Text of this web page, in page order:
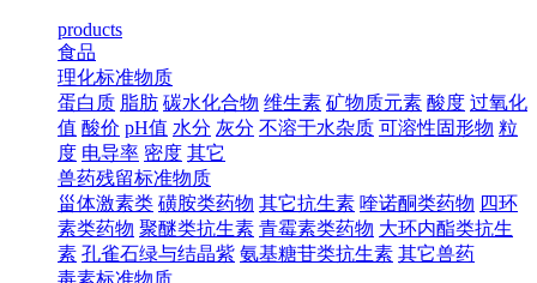
products
食品
理化标准物质
蛋白质 脂肪 碳水化合物 维生素 矿物质元素 酸度 过氧化
值 酸价 pH值 水分 灰分 不溶于水杂质 可溶性固形物 粒
度 电导率 密度 其它
兽药残留标准物质
甾体激素类 磺胺类药物 其它抗生素 喹诺酮类药物 四环
素类药物 聚醚类抗生素 青霉素类药物 大环内酯类抗生
素 孔雀石绿与结晶紫 氨基糖苷类抗生素 其它兽药
毒素标准物质